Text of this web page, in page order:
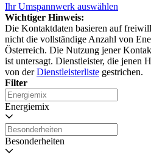
Ihr Umspannwerk auswählen
Wichtiger Hinweis:
Die Kontaktdaten basieren auf
nicht die vollständige Anzahl von
Österreich. Die Nutzung jener
ist untersagt. Dienstleister, die jenen
von derDienstleisterliste gestrichen.
Filter
Energiemix
Besonderheiten